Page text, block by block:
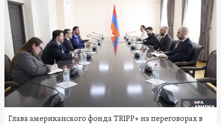
Глава американского фонда TRIPP+ на переговорах в